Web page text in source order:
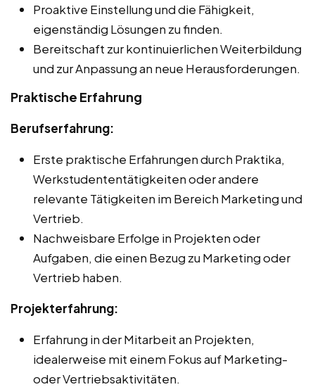
Proaktive Einstellung und die Fähigkeit,
eigenständig Lösungen zu finden.
Bereitschaft zur kontinuierlichen Weiterbildung
und zur Anpassung an neue Herausforderungen.
Praktische Erfahrung
Berufserfahrung:
Erste praktische Erfahrungen durch Praktika,
Werkstudententätigkeiten oder andere
relevante Tätigkeiten im Bereich Marketing und
Vertrieb.
Nachweisbare Erfolge in Projekten oder
Aufgaben, die einen Bezug zu Marketing oder
Vertrieb haben.
Projekterfahrung:
Erfahrung in der Mitarbeit an Projekten,
idealerweise mit einem Fokus auf Marketing-
oder Vertriebsaktivitäten.